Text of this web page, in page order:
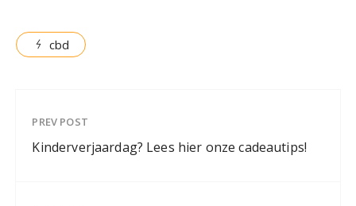
cbd
PREV POST
Kinderverjaardag? Lees hier onze cadeautips!